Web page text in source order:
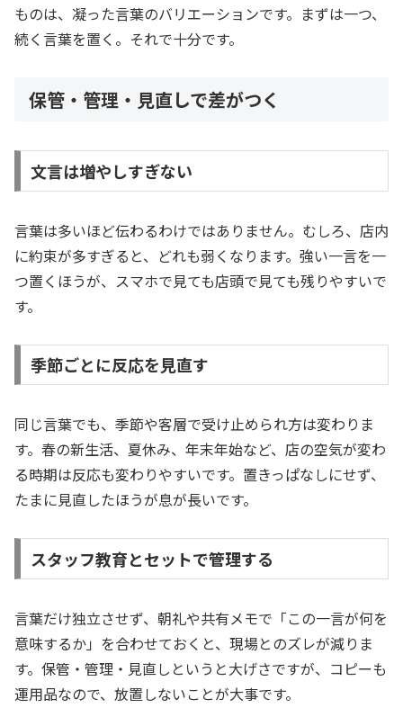
ものは、凝った言葉のバリエーションです。まずは一つ、
続く言葉を置く。それで十分です。
保管・管理・見直しで差がつく
文言は増やしすぎない
言葉は多いほど伝わるわけではありません。むしろ、店内
に約束が多すぎると、どれも弱くなります。強い一言を一
つ置くほうが、スマホで見ても店頭で見ても残りやすいで
す。
季節ごとに反応を見直す
同じ言葉でも、季節や客層で受け止められ方は変わりま
す。春の新生活、夏休み、年末年始など、店の空気が変わ
る時期は反応も変わりやすいです。置きっぱなしにせず、
たまに見直したほうが息が長いです。
スタッフ教育とセットで管理する
言葉だけ独立させず、朝礼や共有メモで「この一言が何を
意味するか」を合わせておくと、現場とのズレが減りま
す。保管・管理・見直しというと大げさですが、コピーも
運用品なので、放置しないことが大事です。